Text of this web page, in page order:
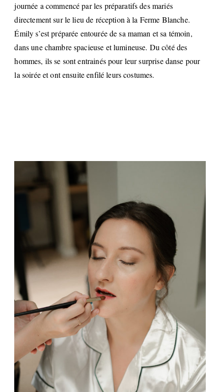
journée a commencé par les préparatifs des mariés
directement sur le lieu de réception à la Ferme Blanche.
Émily s’est préparée entourée de sa maman et sa témoin,
dans une chambre spacieuse et lumineuse. Du côté des
hommes, ils se sont entrainés pour leur surprise danse pour
la soirée et ont ensuite enfilé leurs costumes.